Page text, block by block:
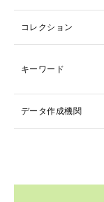
コレクション
キーワード
データ作成機関